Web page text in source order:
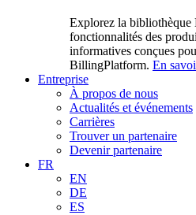
Explorez la bibliothèque
fonctionnalités des
informatives conçues
BillingPlatform. En
Entreprise
À propos de nous
Actualités et événements
Carrières
Trouver un partenaire
Devenir partenaire
FR
EN
DE
ES